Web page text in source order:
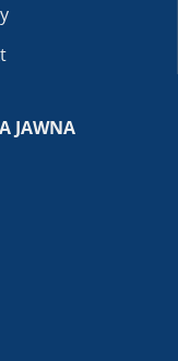
JAWNA